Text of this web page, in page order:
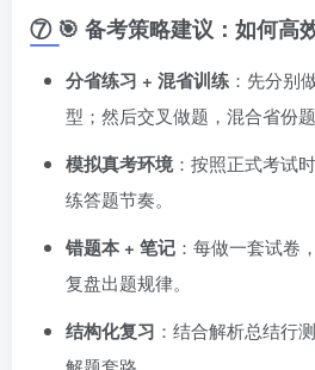
⑦ 🎯 备考策略建议：如何高
分省练习 + 混省训练 ：先分别
型；然后交叉做题，混合省份题
模拟真考环境：按照正式考试
练答题节奏。
错题本 + 笔记 ：每做一套试卷
复盘出题规律。
结构化复习 ：结合解析总结行